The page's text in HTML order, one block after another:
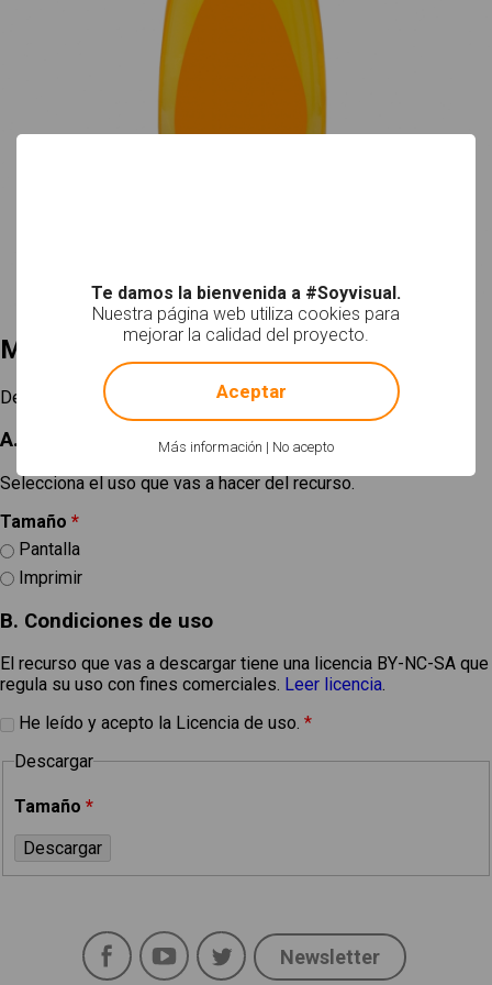
Mi selección
Descargar
A. Elige un tamaño
Selecciona el uso que vas a hacer del recurso.
Tamaño *
Pantalla
Imprimir
B. Condiciones de uso
El recurso que vas a descargar tiene una licencia BY-NC-SA que
regula su uso con fines comerciales. Leer licencia.
He leído y acepto la Licencia de uso. *
Descargar
Tamaño *
Social
FacebookYouTubeTwitter
Newsletter
Te damos la bienvenida a #Soyvisual.
Nuestra página web utiliza cookies para
mejorar la calidad del proyecto.
Más información | No acepto
! Not valid!
Aceptar